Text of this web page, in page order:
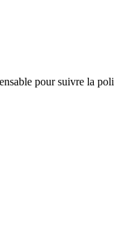
pour suivre la